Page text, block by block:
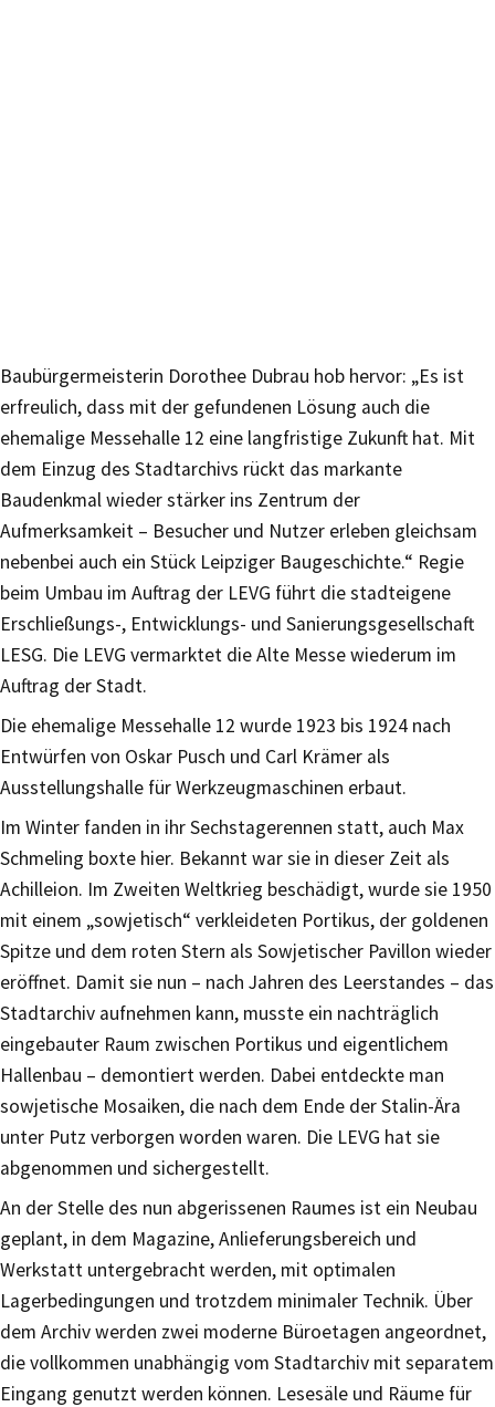
Baubürgermeisterin Dorothee Dubrau hob hervor: „Es ist
erfreulich, dass mit der gefundenen Lösung auch die
ehemalige Messehalle 12 eine langfristige Zukunft hat. Mit
dem Einzug des Stadtarchivs rückt das markante
Baudenkmal wieder stärker ins Zentrum der
Aufmerksamkeit – Besucher und Nutzer erleben gleichsam
nebenbei auch ein Stück Leipziger Baugeschichte.“ Regie
beim Umbau im Auftrag der LEVG führt die stadteigene
Erschließungs-, Entwicklungs- und Sanierungsgesellschaft
LESG. Die LEVG vermarktet die Alte Messe wiederum im
Auftrag der Stadt.
Die ehemalige Messehalle 12 wurde 1923 bis 1924 nach
Entwürfen von Oskar Pusch und Carl Krämer als
Ausstellungshalle für Werkzeugmaschinen erbaut.
Im Winter fanden in ihr Sechstagerennen statt, auch Max
Schmeling boxte hier. Bekannt war sie in dieser Zeit als
Achilleion. Im Zweiten Weltkrieg beschädigt, wurde sie 1950
mit einem „sowjetisch“ verkleideten Portikus, der goldenen
Spitze und dem roten Stern als Sowjetischer Pavillon wieder
eröffnet. Damit sie nun – nach Jahren des Leerstandes – das
Stadtarchiv aufnehmen kann, musste ein nachträglich
eingebauter Raum zwischen Portikus und eigentlichem
Hallenbau – demontiert werden. Dabei entdeckte man
sowjetische Mosaiken, die nach dem Ende der Stalin-Ära
unter Putz verborgen worden waren. Die LEVG hat sie
abgenommen und sichergestellt.
An der Stelle des nun abgerissenen Raumes ist ein Neubau
geplant, in dem Magazine, Anlieferungsbereich und
Werkstatt untergebracht werden, mit optimalen
Lagerbedingungen und trotzdem minimaler Technik. Über
dem Archiv werden zwei moderne Büroetagen angeordnet,
die vollkommen unabhängig vom Stadtarchiv mit separatem
Eingang genutzt werden können. Lesesäle und Räume für